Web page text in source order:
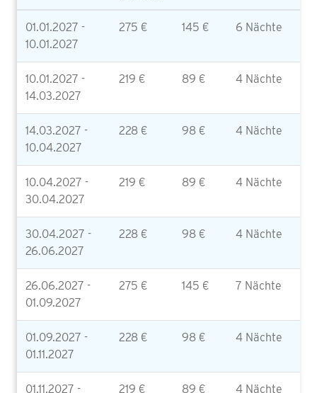
01.01.2027 -
10.01.2027
275 € 145 € 6 Nächte
10.01.2027 -
14.03.2027
219 € 89 € 4 Nächte
14.03.2027 -
10.04.2027
228 € 98 € 4 Nächte
10.04.2027 -
30.04.2027
219 € 89 € 4 Nächte
30.04.2027 -
26.06.2027
228 € 98 € 4 Nächte
26.06.2027 -
01.09.2027
275 € 145 € 7 Nächte
01.09.2027 -
01.11.2027
228 € 98 € 4 Nächte
01.11.2027 - 219 € 89 € 4 Nächte